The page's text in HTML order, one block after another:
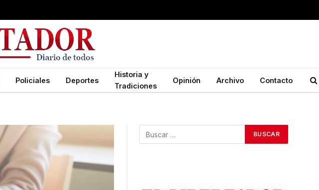
Policiales Deportes
Historia y
Tradiciones
Opinión Archivo Contacto